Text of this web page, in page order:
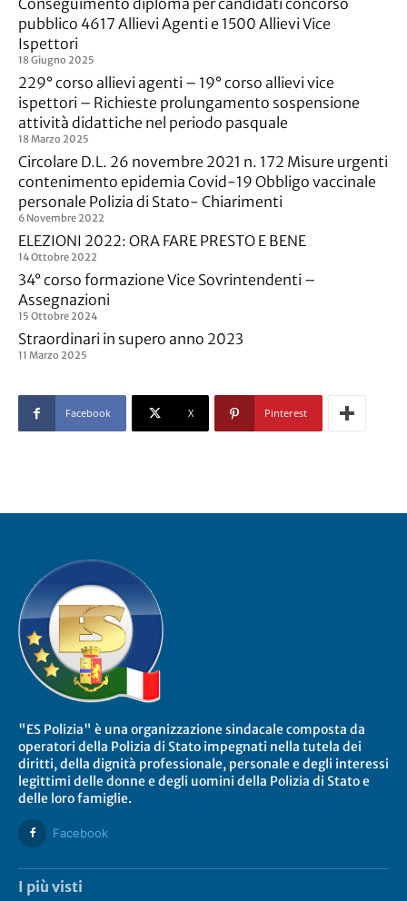
Conseguimento diploma per candidati concorso
pubblico 4617 Allievi Agenti e 1500 Allievi Vice
Ispettori
18 Giugno 2025
229° corso allievi agenti – 19° corso allievi vice
ispettori – Richieste prolungamento sospensione
attività didattiche nel periodo pasquale
18 Marzo 2025
Circolare D.L. 26 novembre 2021 n. 172 Misure urgenti
contenimento epidemia Covid-19 Obbligo vaccinale
personale Polizia di Stato- Chiarimenti
6 Novembre 2022
ELEZIONI 2022: ORA FARE PRESTO E BENE
14 Ottobre 2022
34° corso formazione Vice Sovrintendenti –
Assegnazioni
15 Ottobre 2024
Straordinari in supero anno 2023
11 Marzo 2025
Facebook X Pinterest
"ES Polizia" è una organizzazione sindacale composta da
operatori della Polizia di Stato impegnati nella tutela dei
diritti, della dignità professionale, personale e degli interessi
legittimi delle donne e degli uomini della Polizia di Stato e
delle loro famiglie.
Facebook
I più visti